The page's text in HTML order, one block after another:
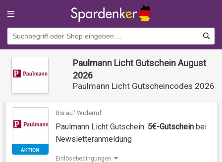
Paulmann Licht Gutschein August
2026
Paulmann Licht Gutscheincodes 2026
Bis auf Widerruf
Paulmann Licht Gutschein: 5€-Gutschein bei
Newsletteranmeldung
Einlösebedingungen